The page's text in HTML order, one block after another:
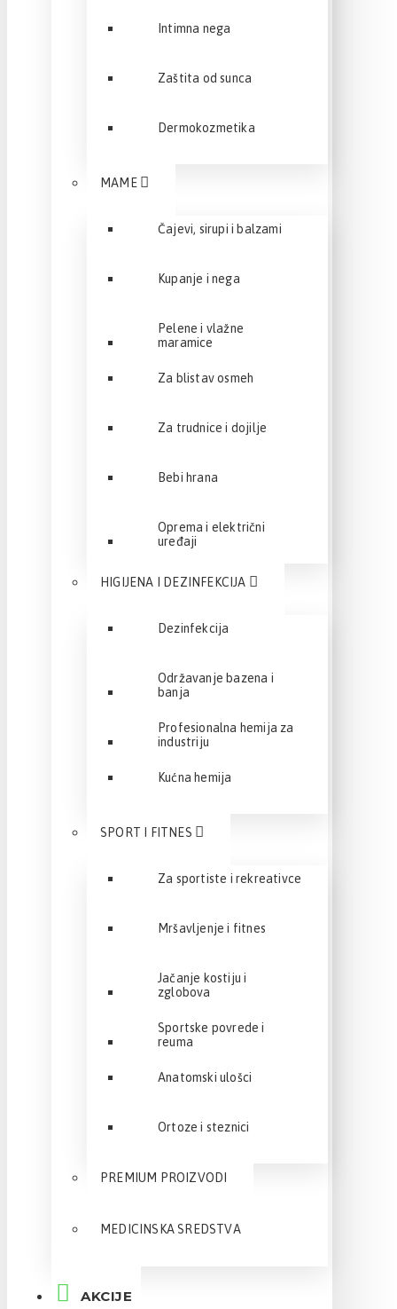
Intimna nega
Zaštita od sunca
Dermokozmetika
MAME
Čajevi, sirupi i balzami
Kupanje i nega
Pelene i vlažne
maramice
Za blistav osmeh
Za trudnice i dojilje
Bebi hrana
Oprema i električni
uređaji
HIGIJENA I DEZINFEKCIJA
Dezinfekcija
Održavanje bazena i
banja
Profesionalna hemija za
industriju
Kućna hemija
SPORT I FITNES
Za sportiste i rekreativce
Mršavljenje i fitnes
Jačanje kostiju i
zglobova
Sportske povrede i
reuma
Anatomski ulošci
Ortoze i steznici
PREMIUM PROIZVODI
MEDICINSKA SREDSTVA
AKCIJE